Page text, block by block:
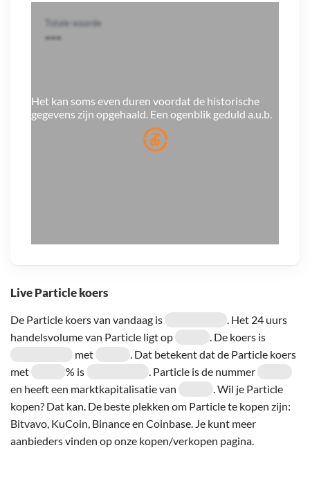
Live Particle koers
De Particle koers van vandaag is
. Het 24 uurs
handelsvolume van Particle ligt op
. De koers is
met
. Dat betekent dat de Particle koers
met
% is
. Particle is de nummer
en heeft een marktkapitalisatie van
. Wil je Particle
kopen? Dat kan. De beste plekken om Particle te kopen zijn:
Bitvavo, KuCoin, Binance en Coinbase. Je kunt meer
aanbieders vinden op onze kopen/verkopen pagina.
Totale waarde
---
Door een fout konden er geen gegevens worden
opgehaald, probeer het later opnieuw.